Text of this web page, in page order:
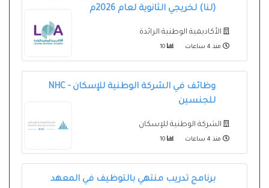
(لنا) لخريجي الثانوية لعام 2026م
الأكاديمية الوطنية الرائدة
منذ 4 ساعات
وظائف في الشركة الوطنية للإسكان - NHC
للجنسين
الشركة الوطنية للإسكان
منذ 4 ساعات
برنامج تدريب منتهي بالتوظيف في المعهد